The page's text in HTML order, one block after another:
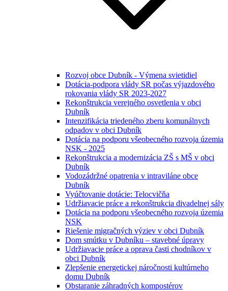
Rozvoj obce Dubník - Výmena svietidiel
Dotácia-podpora vlády SR počas výjazdového
rokovania vlády SR 2023-2027
Rekonštrukcia verejného osvetlenia v obci
Dubník
Intenzifikácia triedeného zberu komunálnych
odpadov v obci Dubník
Dotácia na podporu všeobecného rozvoja územia
NSK - 2025
Rekonštrukcia a modernizácia ZŠ s MŠ v obci
Dubník
Vodozádržné opatrenia v intraviláne obce
Dubník
Vyúčtovanie dotácie: Telocvičňa
Udržiavacie práce a rekonštrukcia divadelnej sály
Dotácia na podporu všeobecného rozvoja územia
NSK
Riešenie migračných výziev v obci Dubník
Dom smútku v Dubníku – stavebné úpravy
Udržiavacie práce a oprava časti chodníkov v
obci Dubník
Zlepšenie energetickej náročnosti kultúrneho
domu Dubník
Obstaranie záhradných kompostérov